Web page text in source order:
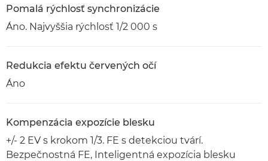
Pomalá rýchlosť synchronizácie
Áno. Najvyššia rýchlosť 1/2 000 s
Redukcia efektu červených očí
Áno
Kompenzácia expozície blesku
+/- 2 EV s krokom 1/3. FE s detekciou tvárí.
Bezpečnostná FE, Inteligentná expozícia blesku